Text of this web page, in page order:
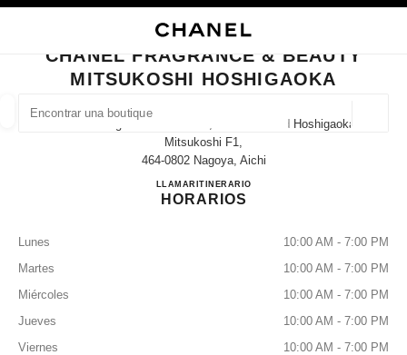
BUSCAR UNA BOUTIQUE
las sugerencias se muestran debajo de esta barra de búsqueda
0 Sugerencias disponibles
CERRAR TARJETA DE BOUTIQUE CHANEL FRAGRANCE & BEAUTY
CHANEL FRAGRANCE & BEAUTY
MITSUKOSHI HOSHIGAOKA
14-14 Hoshigaoka Motomachi, Chikusa Ward Hoshigaoka
Mitsukoshi F1,
464-0802 Nagoya, Aichi
LLAMAR052-783-2691
ITINERARIOCHANEL FRAGRANCE &
HORARIOS
Lunes
10:00 AM - 7:00 PM
Martes
10:00 AM - 7:00 PM
Miércoles
10:00 AM - 7:00 PM
Jueves
10:00 AM - 7:00 PM
Viernes
10:00 AM - 7:00 PM
resultado de los filtros por: RELOJERÍA Y JOYERÍA